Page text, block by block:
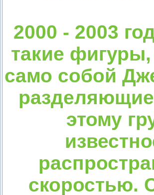
2000 - 2003
такие
само собой
этому
скоростью.